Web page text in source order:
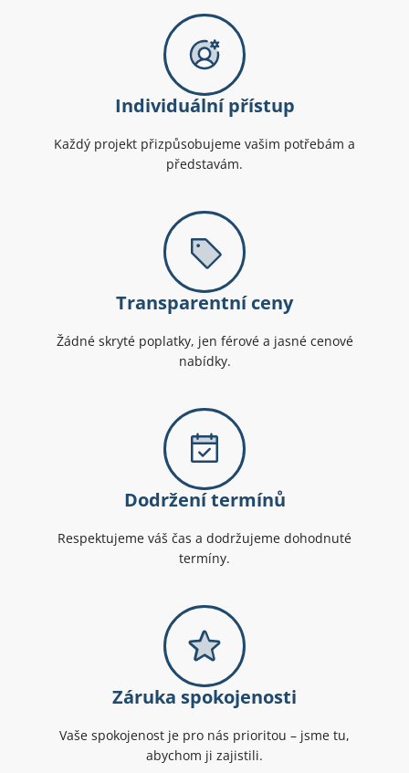
Individuální přístup
Každý projekt přizpůsobujeme vašim potřebám a
představám.
Transparentní ceny
Žádné skryté poplatky, jen férové a jasné cenové
nabídky.
Dodržení termínů
Respektujeme váš čas a dodržujeme dohodnuté
termíny.
Záruka spokojenosti
Vaše spokojenost je pro nás prioritou – jsme tu,
abychom ji zajistili.